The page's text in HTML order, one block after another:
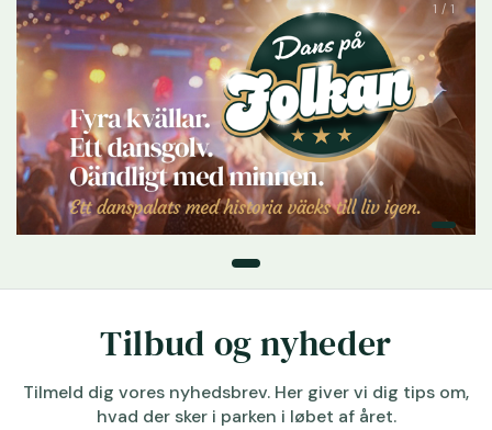
1 / 1
Tilbud og nyheder
Tilmeld dig vores nyhedsbrev. Her giver vi dig tips om,
hvad der sker i parken i løbet af året.